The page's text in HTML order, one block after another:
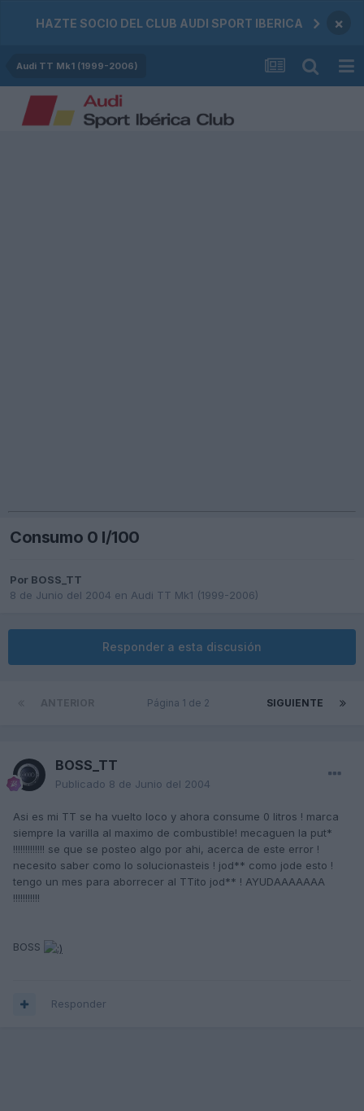
HAZTE SOCIO DEL CLUB AUDI SPORT IBERICA ×
Audi TT Mk1 (1999-2006)
Consumo 0 l/100
Por BOSS_TT
8 de Junio del 2004 en Audi TT Mk1 (1999-2006)
Responder a esta discusión
SIGUIENTE
Página 1 de 2
BOSS_TT
Publicado 8 de Junio del 2004
Asi es mi TT se ha vuelto loco y ahora consume 0 litros ! marca
siempre la varilla al maximo de combustible! mecaguen la put*
!!!!!!!!!!!!! se que se posteo algo por ahi, acerca de este error !
necesito saber como lo solucionasteis ! jod** como jode esto !
tengo un mes para aborrecer al TTito jod** ! AYUDAAAAAAA
!!!!!!!!!!!
BOSS
Responder